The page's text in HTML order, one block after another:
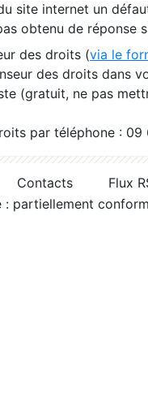
site internet un
obtenu de réponse
des droits (via le
des droits dans
(gratuit, ne pas
par téléphone :
Contacts
Flux
: partiellement